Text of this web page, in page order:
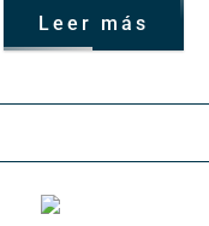
Leer más